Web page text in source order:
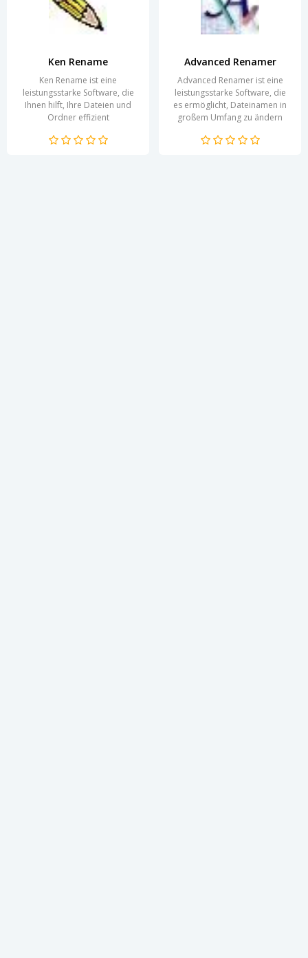
Ken Rename
Ken Rename ist eine
leistungsstarke Software, die
Ihnen hilft, Ihre Dateien und
Ordner effizient
nützlich ist sie für Anwender,
Advanced Renamer
Advanced Renamer ist eine
leistungsstarke Software, die
es ermöglicht, Dateinamen in
großem Umfang zu ändern